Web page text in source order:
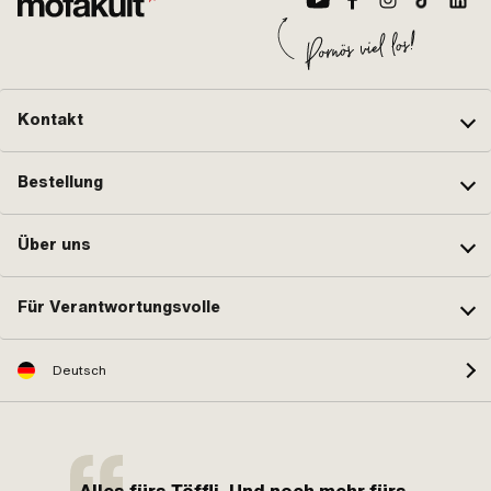
Kontakt
Bestellung
Über uns
Für Verantwortungsvolle
Deutsch